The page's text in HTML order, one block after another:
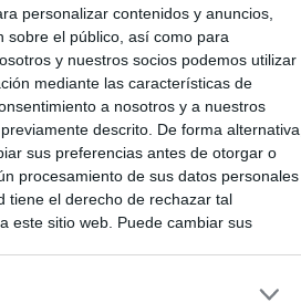
personalizar contenidos y anuncios,
sobre el público, así como para
y nuestros socios podemos utilizar
mediante las características de
a nosotros y a nuestros
descrito. De forma alternativa,
sus preferencias antes de otorgar o
procesamiento de sus datos personales
tiene el derecho de rechazar tal
este sitio web. Puede cambiar sus